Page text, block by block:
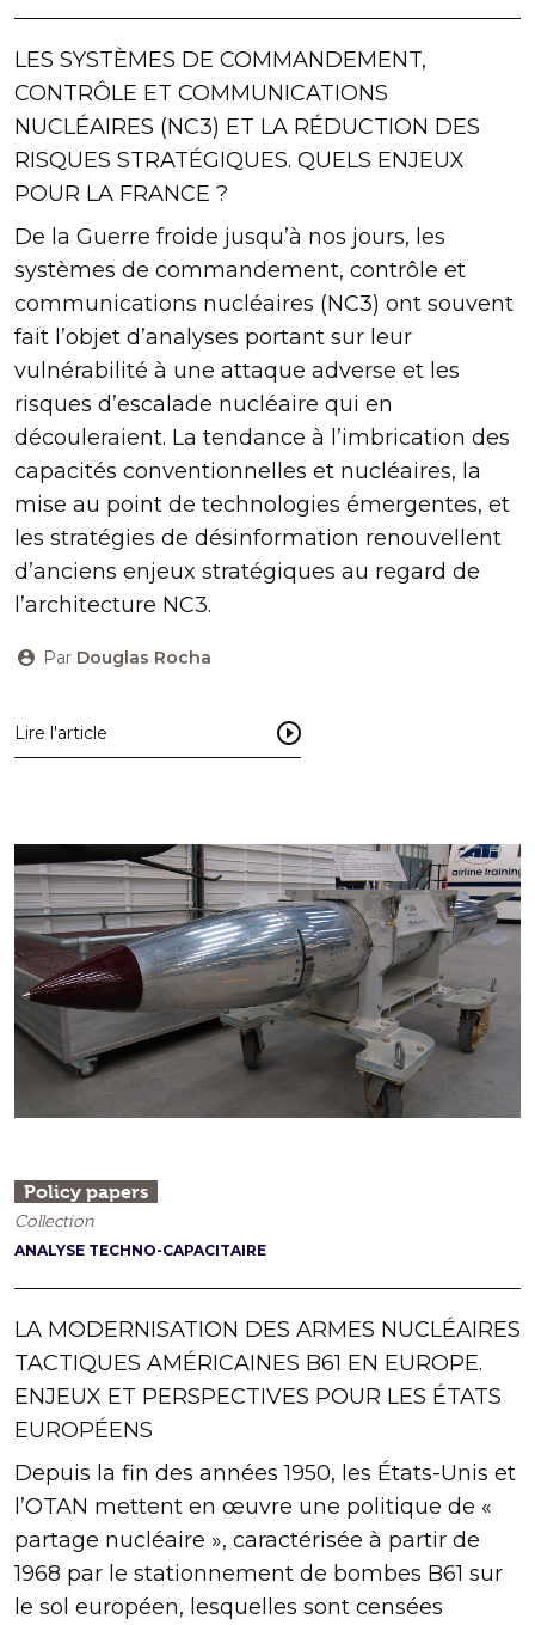
LES SYSTÈMES DE COMMANDEMENT,
CONTRÔLE ET COMMUNICATIONS
NUCLÉAIRES (NC3) ET LA RÉDUCTION DES
RISQUES STRATÉGIQUES. QUELS ENJEUX
POUR LA FRANCE ?
De la Guerre froide jusqu’à nos jours, les
systèmes de commandement, contrôle et
communications nucléaires (NC3) ont souvent
fait l’objet d’analyses portant sur leur
vulnérabilité à une attaque adverse et les
risques d’escalade nucléaire qui en
découleraient. La tendance à l’imbrication des
capacités conventionnelles et nucléaires, la
mise au point de technologies émergentes, et
les stratégies de désinformation renouvellent
d’anciens enjeux stratégiques au regard de
l’architecture NC3.
Par Douglas Rocha
Lire l'article
Policy papers
Collection
ANALYSE TECHNO-CAPACITAIRE
LA MODERNISATION DES ARMES NUCLÉAIRES
TACTIQUES AMÉRICAINES B61 EN EUROPE.
ENJEUX ET PERSPECTIVES POUR LES ÉTATS
EUROPÉENS
Depuis la fin des années 1950, les États-Unis et
l’OTAN mettent en œuvre une politique de «
partage nucléaire », caractérisée à partir de
1968 par le stationnement de bombes B61 sur
le sol européen, lesquelles sont censées